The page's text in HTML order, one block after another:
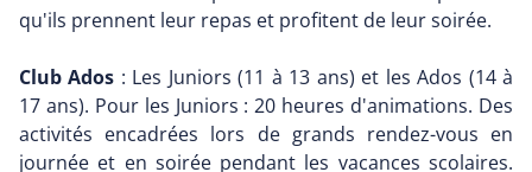
qu'ils prennent leur repas et profitent de leur soirée.
Club Ados : Les Juniors (11 à 13 ans) et les Ados (14 à
17 ans). Pour les Juniors : 20 heures d'animations. Des
activités encadrées lors de grands rendez-vous en
journée et en soirée pendant les vacances scolaires.